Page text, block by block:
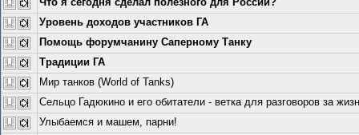
Уровень доходов участников ГА
Помощь форумчанину Саперному Танку
Традиции ГА
Мир танков (World of Tanks)
Сельцо Гадюкино и его обитатели - ветка для разговоров за
Улыбаемся и машем, парни!